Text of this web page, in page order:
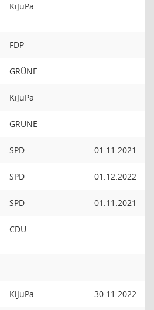
KiJuPa
FDP
GRÜNE
KiJuPa
GRÜNE
SPD 01.11.2021
SPD 01.12.2022
SPD 01.11.2021
CDU
KiJuPa 30.11.2022